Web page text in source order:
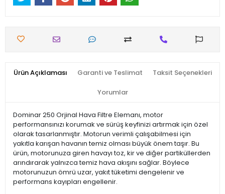
Ürün Açıklaması Garanti ve Teslimat Taksit Seçenekleri
Yorumlar
Dominar 250 Orjinal Hava Filtre Elemanı, motor
performansınızı korumak ve sürüş keyfinizi artırmak için özel
olarak tasarlanmıştır. Motorun verimli çalışabilmesi için
yakıtla karışan havanın temiz olması büyük önem taşır. Bu
ürün, motorunuza giren havayı toz, kir ve diğer partiküllerden
arındırarak yalnızca temiz hava akışını sağlar. Böylece
motorunuzun ömrü uzar, yakıt tüketimi dengelenir ve
performans kayıpları engellenir.